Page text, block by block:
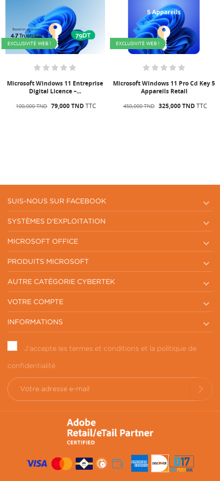
EXCLUSIVITÉ WEB !
Microsoft Windows 11 Pro Cd Key 5
Appareils Retail
450,000 TND 325,000 TND
EXCLUSIVITÉ WEB !
Microsoft Windows 10
Digital Licence –...
90,000 TND 69,000 TNDTTC
SUIS-NOUS SUR FACEBOOK 
SYSTÈMES D'EXPLOITATION 
MICROSOFT OFFICE 
PRODUITS MICROSOFT 
AUTRE CATÉGORIE CYBERTEK 
VOTRE COMPTE 
INFORMATIONS 
J'accepte les termes et conditions et la politique de
confidentialité